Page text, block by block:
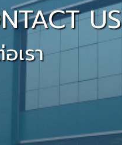
US
เรา